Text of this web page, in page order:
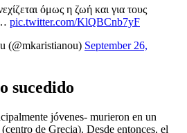
όμως η ζωή και για τους
pic.twitter.com/KlQBCnb7yF
(@mkaristianou) September 26,
sucedido
jóvenes- murieron en un
de Grecia). Desde entonces, el